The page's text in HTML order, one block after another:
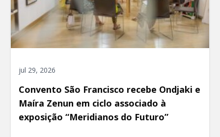
jul 29, 2026
Convento São Francisco recebe Ondjaki e
Maíra Zenun em ciclo associado à
exposição “Meridianos do Futuro”